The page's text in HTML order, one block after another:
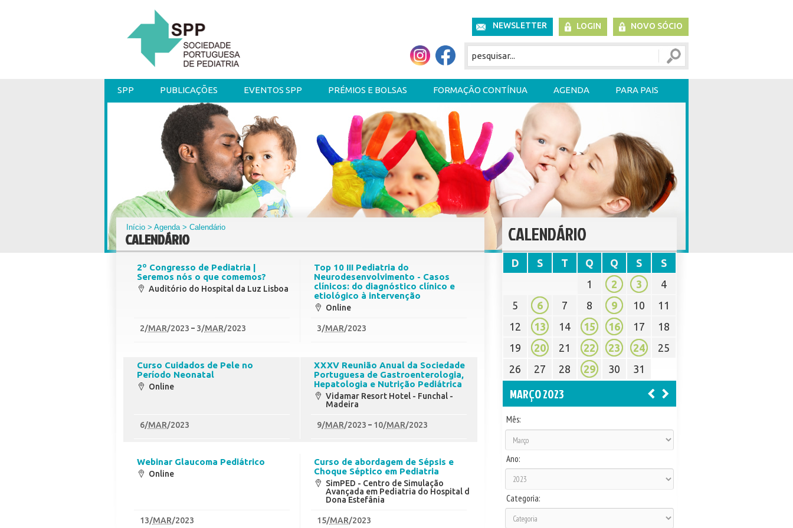
NEWSLETTER LOGIN NOVO SÓCIO
SPP PUBLICAÇÕES EVENTOS SPP PRÉMIOS E BOLSAS FORMAÇÃO CONTÍNUA AGENDA PARA PAIS
Início >Agenda> Calendário
CALENDÁRIO
2º Congresso de Pediatria |
Seremos nós o que comemos?
Auditório do Hospital da Luz Lisboa
2/MAR/2023 3/MAR/2023
Top 10 III Pediatria do
Neurodesenvolvimento - Casos
clínicos: do diagnóstico clínico e
etiológico à intervenção
Online
3/MAR/2023
Curso Cuidados de Pele no
Período Neonatal
Online
6/MAR/2023
XXXV Reunião Anual da Sociedade
Portuguesa de Gastroenterologia,
Hepatologia e Nutrição Pediátrica
Vidamar Resort Hotel - Funchal -
Madeira
9/MAR/2023 10/MAR/2023
Webinar Glaucoma Pediátrico
Online
13/MAR/2023
Curso de abordagem de Sépsis e
Choque Séptico em Pediatria
SimPED - Centro de Simulação
Avançada em Pediatria do Hospital de
Dona Estefânia
15/MAR/2023
CALENDÁRIO
D S T Q Q S
S
1
2 3
4
5
6 7 8 9 10
11
12
13 14 15 16 17
18
19
20 21 22 23 24
25
26
27 28 29 30 31
MARÇO 2023
Mês:
Ano:
Categoria: